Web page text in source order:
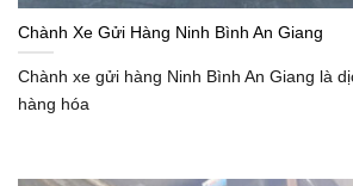
Chành Xe Gửi Hàng Ninh Bình An Giang
Chành xe gửi hàng Ninh Bình An Giang là
hàng hóa